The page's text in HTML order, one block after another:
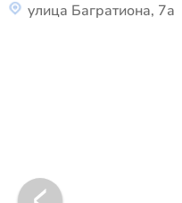
улица Багратиона, 7а